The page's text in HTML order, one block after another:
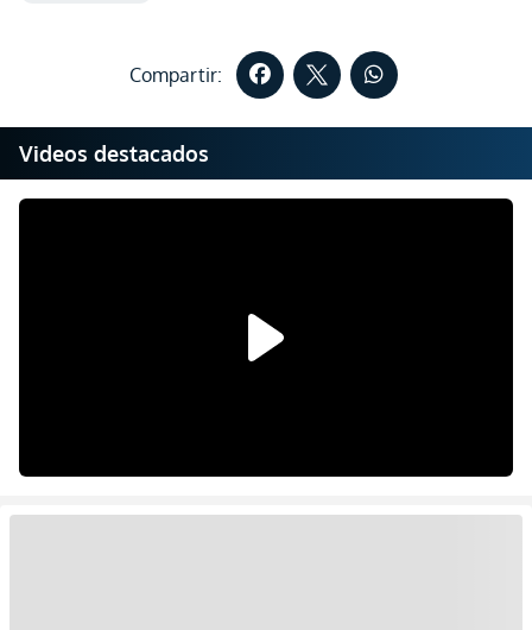
Compartir:
Videos destacados